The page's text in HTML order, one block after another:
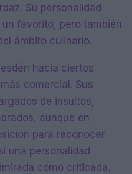
Su personalidad
favorito, pero también
ámbito culinario.
hacia ciertos
comercial. Sus
de insultos,
aunque en
para reconocer
una personalidad
como criticada.